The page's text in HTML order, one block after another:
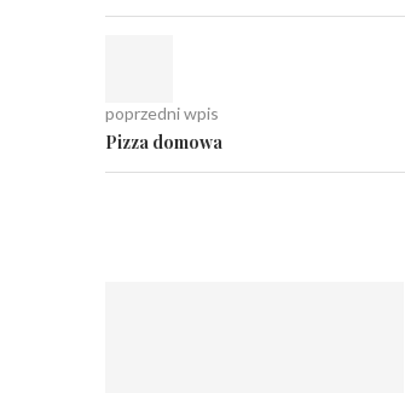
poprzedni wpis
Pizza domowa